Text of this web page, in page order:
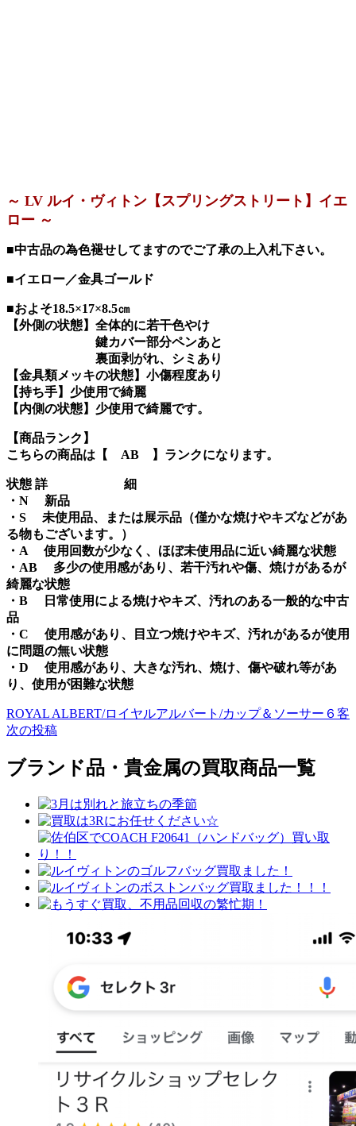
～ LV ルイ・ヴィトン【スプリングストリート】イエ
ロー ～
■中古品の為色褪せしてますのでご了承の上入札下さい。
■イエロー／金具ゴールド
■およそ18.5×17×8.5㎝
【外側の状態】全体的に若干色やけ
鍵カバー部分ペンあと
裏面剥がれ、シミあり
【金具類メッキの状態】小傷程度あり
【持ち手】少使用で綺麗
【内側の状態】少使用で綺麗です。
【商品ランク】
こちらの商品は【 AB 】ランクになります。
状態 詳 細
・N 新品
・S 未使用品、または展示品（僅かな焼けやキズなどがあ
る物もございます。）
・A 使用回数が少なく、ほぼ未使用品に近い綺麗な状態
・AB 多少の使用感があり、若干汚れや傷、焼けがあるが
綺麗な状態
・B 日常使用による焼けやキズ、汚れのある一般的な中古
品
・C 使用感があり、目立つ焼けやキズ、汚れがあるが使用
に問題の無い状態
・D 使用感があり、大きな汚れ、焼け、傷や破れ等があ
り、使用が困難な状態
ROYAL ALBERT/ロイヤルアルバート/カップ＆ソーサー６客
次の投稿
ブランド品・貴金属の買取商品一覧